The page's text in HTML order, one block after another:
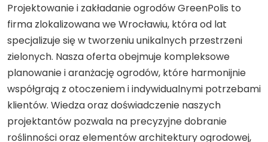
Projektowanie i zakładanie ogrodów GreenPolis to
firma zlokalizowana we Wrocławiu, która od lat
specjalizuje się w tworzeniu unikalnych przestrzeni
zielonych. Nasza oferta obejmuje kompleksowe
planowanie i aranżację ogrodów, które harmonijnie
współgrają z otoczeniem i indywidualnymi potrzebami
klientów. Wiedza oraz doświadczenie naszych
projektantów pozwala na precyzyjne dobranie
roślinności oraz elementów architektury ogrodowej,